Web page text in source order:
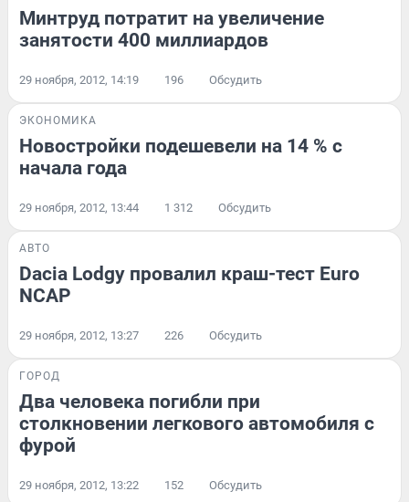
Минтруд потратит на увеличение
занятости 400 миллиардов
29 ноября, 2012, 14:19 196 Обсудить
ЭКОНОМИКА
Новостройки подешевели на 14 % с
начала года
29 ноября, 2012, 13:44 1 312 Обсудить
АВТО
Dacia Lodgy провалил краш-тест Euro
NCAP
29 ноября, 2012, 13:27 226 Обсудить
ГОРОД
Два человека погибли при
столкновении легкового автомобиля с
фурой
29 ноября, 2012, 13:22 152 Обсудить